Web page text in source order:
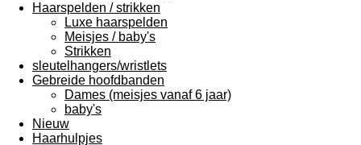
Haarspelden / strikken
Luxe haarspelden
Meisjes / baby's
Strikken
sleutelhangers/wristlets
Gebreide hoofdbanden
Dames (meisjes vanaf 6 jaar)
baby's
Nieuw
Haarhulpjes